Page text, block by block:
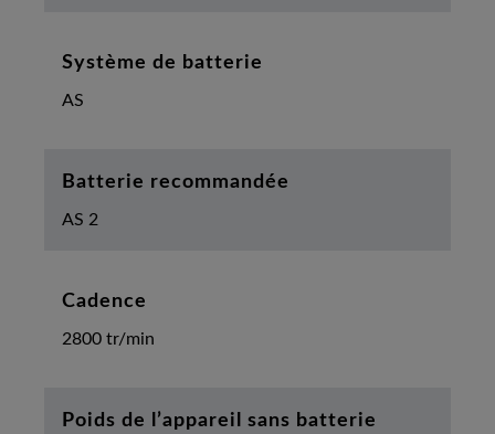
Système de batterie
AS
Batterie recommandée
AS 2
Cadence
2800 tr/min
Poids de l’appareil sans batterie